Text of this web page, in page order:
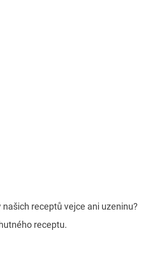
receptů vejce ani uzeninu?
receptu.